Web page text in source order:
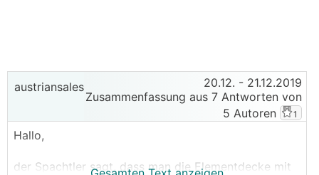
austriansales 20.12. - 21.12.2019
Zusammenfassung aus 7 Antworten von
5 Autoren
1
Hallo,
der Spachtler sagt, dass man die Elementdecke mit